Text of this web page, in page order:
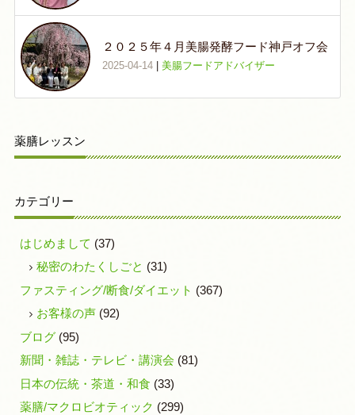
２０２５年４月美腸発酵フード神戸オフ会
2025-04-14| 美腸フードアドバイザー
薬膳レッスン
カテゴリー
はじめまして (37)
秘密のわたくしごと (31)
ファスティング/断食/ダイエット (367)
お客様の声 (92)
ブログ(95)
新聞・雑誌・テレビ・講演会 (81)
日本の伝統・茶道・和食 (33)
薬膳/マクロビオティック (299)